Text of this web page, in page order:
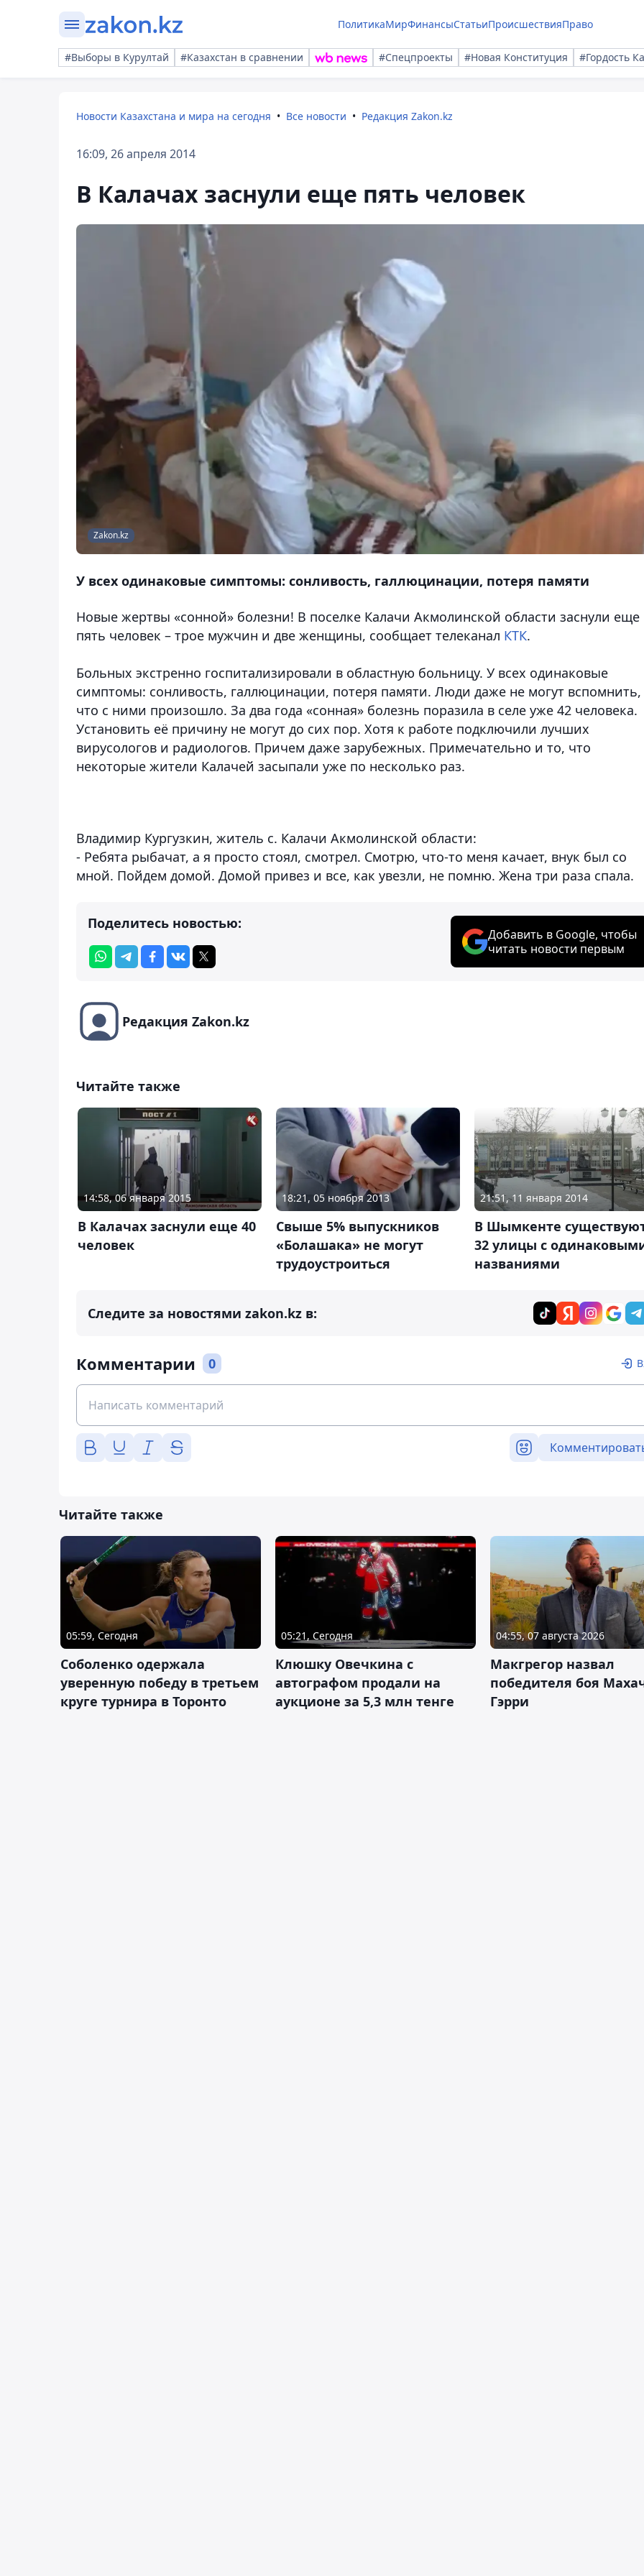
ПолитикаМирФинансыСтатьиПроисшествияПраво
#Выборы в Курултай #Казахстан в сравнении #Спецпроекты #Новая Конституция #Гордость
Новости Казахстана и мира на сегодня Все новости Редакция Zakon.kz
16:09, 26 апреля 2014
В Калачах заснули еще пять человек
Zakon.kz
У всех одинаковые симптомы: сонливость, галлюцинации, потеря памяти
Новые жертвы «сонной» болезни! В поселке Калачи Акмолинской области заснули еще
пять человек – трое мужчин и две женщины, сообщает телеканал КТК.
Больных экстренно госпитализировали в областную больницу. У всех одинаковые
симптомы: сонливость, галлюцинации, потеря памяти. Люди даже не могут вспомнить,
что с ними произошло. За два года «сонная» болезнь поразила в селе уже 42 человека.
Установить её причину не могут до сих пор. Хотя к работе подключили лучших
вирусологов и радиологов. Причем даже зарубежных. Примечательно и то, что
некоторые жители Калачей засыпали уже по несколько раз.
Владимир Кургузкин, житель с. Калачи Акмолинской области:
- Ребята рыбачат, а я просто стоял, смотрел. Смотрю, что-то меня качает, внук был со
мной. Пойдем домой. Домой привез и все, как увезли, не помню. Жена три раза спала.
Поделитесь новостью:
Добавить в Google, чтобы
читать новости первым
Редакция Zakon.kz
Читайте также
14:58, 06 января 2015
В Калачах заснули еще 40
человек
18:21, 05 ноября 2013
Свыше 5% выпускников
«Болашака» не могут
трудоустроиться
21:51, 11 января 2014
В Шымкенте
32 улицы с
названиями
Следите за новостями zakon.kz в:
Комментарии 0
Читайте также
05:59, Сегодня
Соболенко одержала
уверенную победу в третьем
круге турнира в Торонто
05:21, Сегодня
Клюшку Овечкина с
автографом продали на
аукционе за 5,3 млн тенге
04:55, 07 августа 2026
Макгрегор назвал
победителя боя
Гэрри